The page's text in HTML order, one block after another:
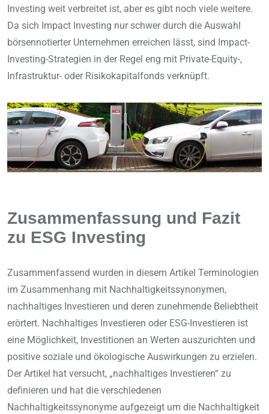
Investing weit verbreitet ist, aber es gibt noch viele weitere.
Da sich Impact Investing nur schwer durch die Auswahl
börsennotierter Unternehmen erreichen lässt, sind Impact-
Investing-Strategien in der Regel eng mit Private-Equity-,
Infrastruktur- oder Risikokapitalfonds verknüpft.
Zusammenfassung und Fazit
zu ESG Investing
Zusammenfassend wurden in diesem Artikel Terminologien
im Zusammenhang mit Nachhaltigkeitssynonymen,
nachhaltiges Investieren und deren zunehmende Beliebtheit
erörtert. Nachhaltiges Investieren oder ESG-Investieren ist
eine Möglichkeit, Investitionen an Werten auszurichten und
positive soziale und ökologische Auswirkungen zu erzielen.
Der Artikel hat versucht, „nachhaltiges Investieren“ zu
definieren und hat die verschiedenen
Nachhaltigkeitssynonyme aufgezeigt um die Nachhaltigkeit